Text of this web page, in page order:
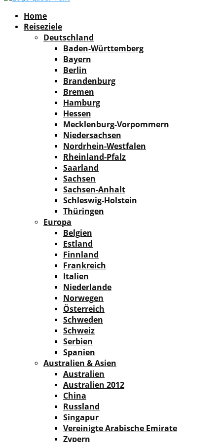
Home
Reiseziele
Deutschland
Baden-Württemberg
Bayern
Berlin
Brandenburg
Bremen
Hamburg
Hessen
Mecklenburg-Vorpommern
Niedersachsen
Nordrhein-Westfalen
Rheinland-Pfalz
Saarland
Sachsen
Sachsen-Anhalt
Schleswig-Holstein
Thüringen
Europa
Belgien
Estland
Finnland
Frankreich
Italien
Niederlande
Norwegen
Österreich
Schweden
Schweiz
Serbien
Spanien
Australien & Asien
Australien
Australien 2012
China
Russland
Singapur
Vereinigte Arabische Emirate
Zypern